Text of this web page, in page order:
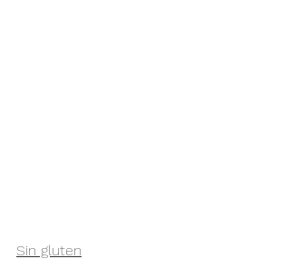
Sin gluten